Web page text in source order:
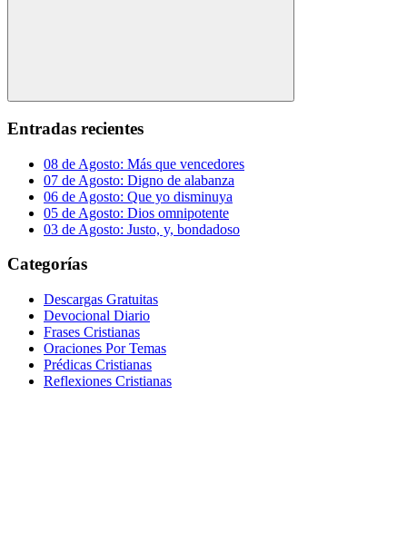
Buscar
Entradas recientes
08 de Agosto: Más que vencedores
07 de Agosto: Digno de alabanza
06 de Agosto: Que yo disminuya
05 de Agosto: Dios omnipotente
03 de Agosto: Justo, y, bondadoso
Categorías
Descargas Gratuitas
Devocional Diario
Frases Cristianas
Oraciones Por Temas
Prédicas Cristianas
Reflexiones Cristianas